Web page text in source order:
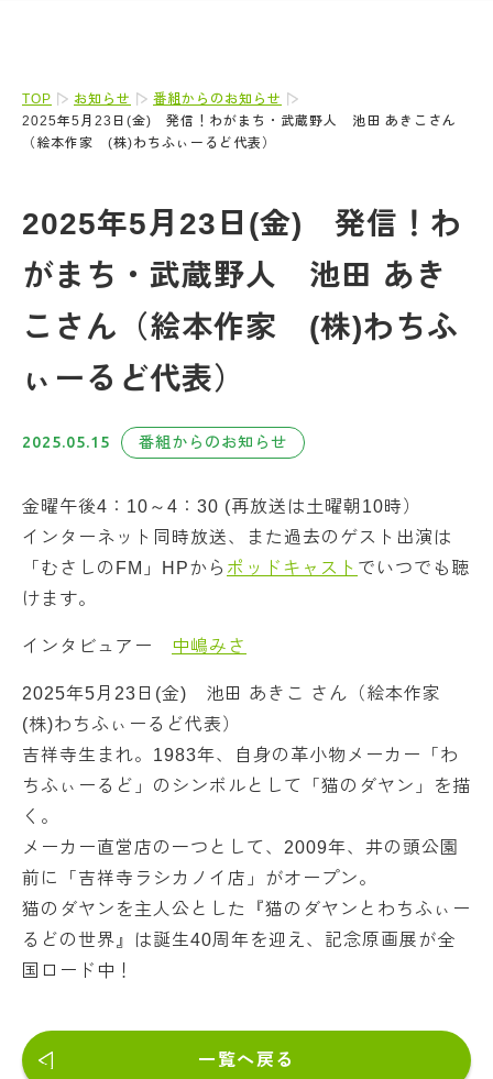
TOP お知らせ
番組からのお知らせ
2025年5月23日(金) 発信！わがまち・武蔵野人 池田 あきこさん
（絵本作家 (株)わちふぃーるど代表）
2025年5月23日(金) 発信！わ
がまち・武蔵野人 池田 あき
こさん（絵本作家 (株)わちふ
ぃーるど代表）
2025.05.15 番組からのお知らせ
金曜午後4：10～4：30 (再放送は土曜朝10時）
インターネット同時放送、また過去のゲスト出演は
「むさしのFM」HPから ポッドキャスト でいつでも聴
けます。
インタビュアー 中嶋みさ
2025年5月23日(金) 池田 あきこ さん（絵本作家
(株)わちふぃーるど代表）
吉祥寺生まれ。1983年、自身の革小物メーカー「わ
ちふぃーるど」のシンボルとして「猫のダヤン」を描
く。
メーカー直営店の一つとして、2009年、井の頭公園
前に「吉祥寺ラシカノイ店」がオープン。
猫のダヤンを主人公とした『猫のダヤンとわちふぃー
るどの世界』は誕生40周年を迎え、記念原画展が全
国ロード中！
一覧へ戻る